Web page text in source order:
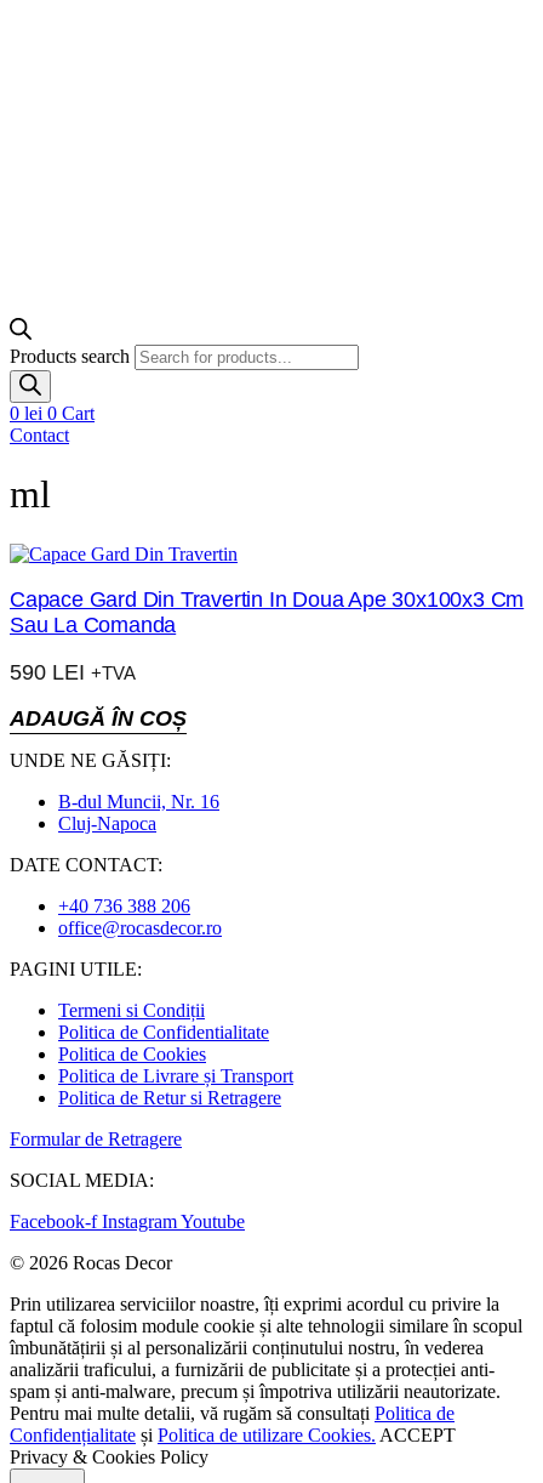
Products search
0 lei 0 Cart
Contact
ml
Capace Gard Din Travertin In Doua Ape 30x100x3 Cm
Sau La Comanda
590 LEI +TVA
ADAUGĂ ÎN COȘ
UNDE NE GĂSIȚI:
B-dul Muncii, Nr. 16
Cluj-Napoca
DATE CONTACT:
+40 736 388 206
office@rocasdecor.ro
PAGINI UTILE:
Termeni si Condiții
Politica de Confidentialitate
Politica de Cookies
Politica de Livrare și Transport
Politica de Retur si Retragere
Formular de Retragere
SOCIAL MEDIA:
Facebook-f InstagramYoutube
© 2026 Rocas Decor
Prin utilizarea serviciilor noastre, îți exprimi acordul cu privire la
faptul că folosim module cookie și alte tehnologii similare în scopul
îmbunătățirii și al personalizării conținutului nostru, în vederea
analizării traficului, a furnizării de publicitate și a protecției anti-
spam și anti-malware, precum și împotriva utilizării neautorizate.
Pentru mai multe detalii, vă rugăm să consultați Politica de
Confidențialitate și Politica de utilizare Cookies. ACCEPT
Privacy & Cookies Policy